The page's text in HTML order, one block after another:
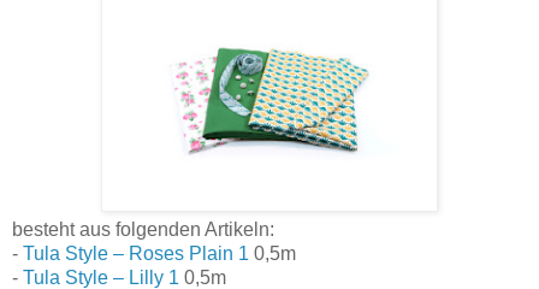
besteht aus folgenden Artikeln:
- Tula Style – Roses Plain 1 0,5m
- Tula Style – Lilly 1 0,5m